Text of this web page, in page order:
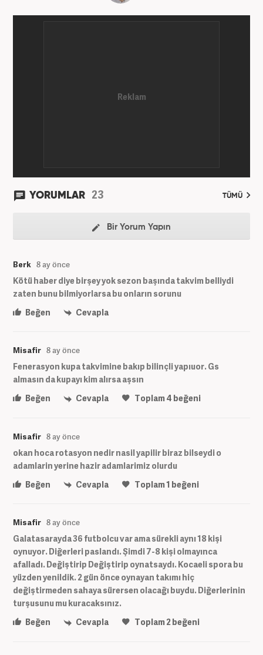
YORUMLAR 23 TÜMÜ
Bir Yorum Yapın
Berk 8 ay önce
Kötü haber diye birşey yok sezon başında takvim belliydi
zaten bunu bilmiyorlarsa bu onların sorunu
Beğen
Cevapla
Misafir 8 ay önce
Fenerasyon kupa takvimine bakıp bilinçli yapıuor. Gs
almasın da kupayı kim alırsa aşsın
Beğen
Cevapla Toplam4 beğeni
Misafir 8 ay önce
okan hoca rotasyon nedir nasil yapilir biraz bilseydi o
adamlarin yerine hazir adamlarimiz olurdu
Beğen
Cevapla Toplam1 beğeni
Misafir 8 ay önce
Galatasarayda 36 futbolcu var ama sürekli aynı 18 kişi
oynuyor. Diğerleri paslandı. Şimdi 7-8 kişi olmayınca
afalladı. Değiştirip Değiştirip oynatsaydı. Kocaeli spora bu
yüzden yenildik. 2 gün önce oynayan takımı hiç
değiştirmeden sahaya sürersen olacağı buydu. Diğerlerinin
turşusunu mu kuracaksınız.
Beğen
Cevapla Toplam2beğeni